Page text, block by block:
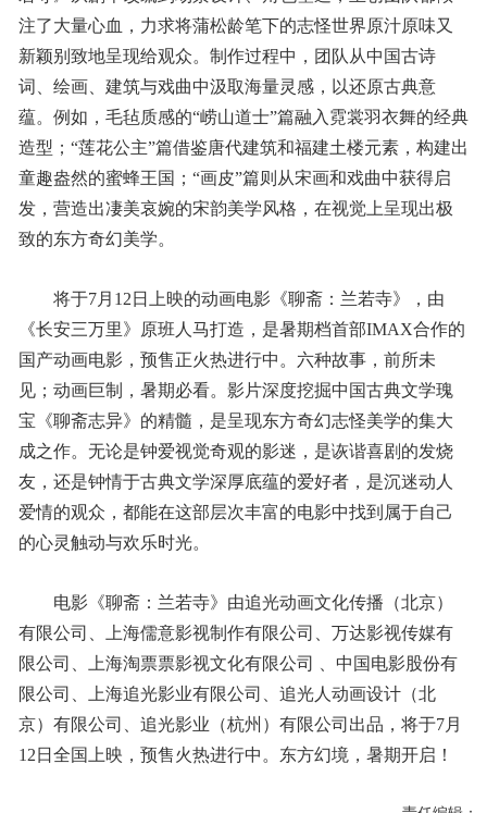
注了大量心血，力求将蒲松龄笔下的志怪世界原汁原味又
新颖别致地呈现给观众。制作过程中，团队从中国古诗
词、绘画、建筑与戏曲中汲取海量灵感，以还原古典意
蕴。例如，毛毡质感的“崂山道士”篇融入霓裳羽衣舞的经典
造型；“莲花公主”篇借鉴唐代建筑和福建土楼元素，构建出
童趣盎然的蜜蜂王国；“画皮”篇则从宋画和戏曲中获得启
发，营造出凄美哀婉的宋韵美学风格，在视觉上呈现出极
致的东方奇幻美学。
将于7月12日上映的动画电影《聊斋：兰若寺》，由
《长安三万里》原班人马打造，是暑期档首部IMAX合作的
国产动画电影，预售正火热进行中。六种故事，前所未
见；动画巨制，暑期必看。影片深度挖掘中国古典文学瑰
宝《聊斋志异》的精髓，是呈现东方奇幻志怪美学的集大
成之作。无论是钟爱视觉奇观的影迷，是诙谐喜剧的发烧
友，还是钟情于古典文学深厚底蕴的爱好者，是沉迷动人
爱情的观众，都能在这部层次丰富的电影中找到属于自己
的心灵触动与欢乐时光。
电影《聊斋：兰若寺》由追光动画文化传播（北京）
有限公司、上海儒意影视制作有限公司、万达影视传媒有
限公司、上海淘票票影视文化有限公司 、中国电影股份有
限公司、上海追光影业有限公司、追光人动画设计（北
京）有限公司、追光影业（杭州）有限公司出品，将于7月
12日全国上映，预售火热进行中。东方幻境，暑期开启！